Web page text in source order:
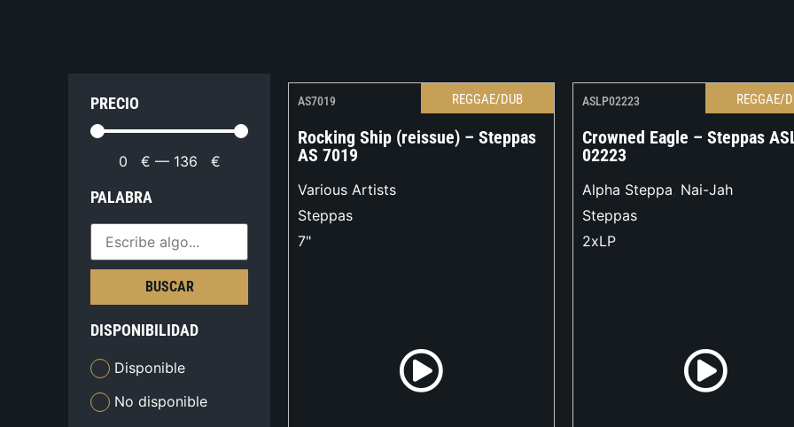
PRECIO
0 € — 136 €
PALABRA
BUSCAR
DISPONIBILIDAD
Disponible
No disponible
AS7019 REGGAE/DUB
Rocking Ship (reissue) – Steppas
AS 7019
Various Artists
Steppas
7"
ASLP02223 REGGAE/
Crowned Eagle – Steppas
02223
Alpha Steppa, Nai-Jah
Steppas
2xLP